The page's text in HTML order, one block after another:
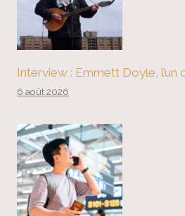
Interview : Emmett Doyle, l’un
6 août 2026